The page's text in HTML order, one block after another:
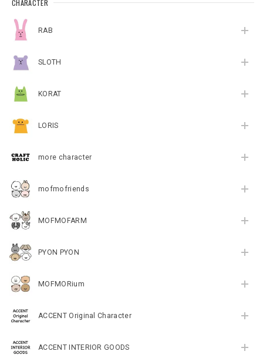
CHARACTER
RAB
SLOTH
KORAT
LORIS
more character
mofmofriends
MOFMOFARM
PYON PYON
MOFMORium
ACCENT Original Character
ACCENT INTERIOR GOODS